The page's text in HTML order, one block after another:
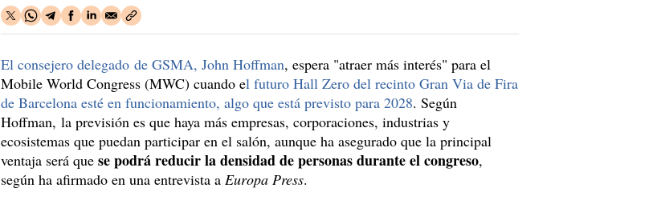
El consejero delegado de GSMA, John Hoffman, espera "atraer más interés" para el
Mobile World Congress (MWC) cuando el futuro Hall Zero del recinto Gran Via de Fira
de Barcelona esté en funcionamiento, algo que está previsto para 2028. Según
Hoffman, la previsión es que haya más empresas, corporaciones, industrias y
ecosistemas que puedan participar en el salón, aunque ha asegurado que la principal
ventaja será que se podrá reducir la densidad de personas durante el congreso,
según ha afirmado en una entrevista a Europa Press.